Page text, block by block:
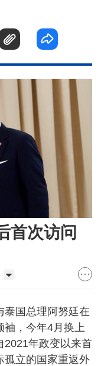
首次访问
泰国总理阿努廷在
袖，今年4月换上
2021年政变以来首
孤立的国家重返外